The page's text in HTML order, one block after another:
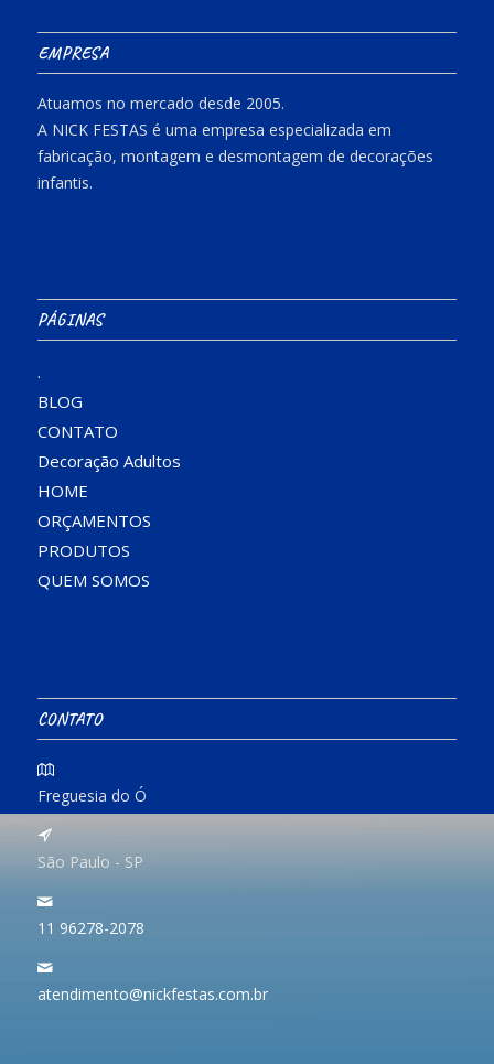
EMPRESA
Atuamos no mercado desde 2005.
A NICK FESTAS é uma empresa especializada em
fabricação, montagem e desmontagem de decorações
infantis.
PÁGINAS
.
BLOG
CONTATO
Decoração Adultos
HOME
ORÇAMENTOS
PRODUTOS
QUEM SOMOS
CONTATO
Freguesia do Ó
São Paulo - SP
11 96278-2078
atendimento@nickfestas.com.br